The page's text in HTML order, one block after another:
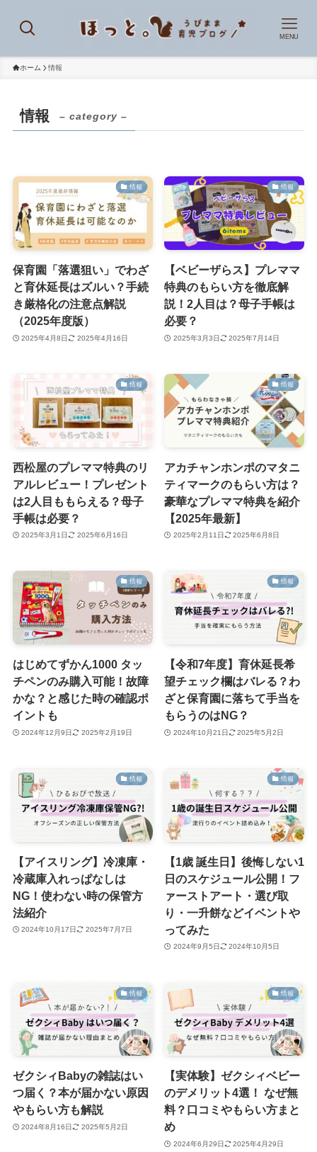
MENU
ホーム 情報
情報 – category –
情報
保育園「落選狙い」でわざ
と育休延長はズルい？手続
き厳格化の注意点解説
（2025年度版）
2025年4月8日 2025年4月16日
情報
【ベビーザらス】プレママ
特典のもらい方を徹底解
説！2人目は？母子手帳は
必要？
2025年3月3日 2025年7月14日
情報
西松屋のプレママ特典のリ
アルレビュー！プレゼント
は2人目ももらえる？母子
手帳は必要？
2025年3月1日 2025年6月16日
情報
アカチャンホンポのマタニ
ティマークのもらい方は？
豪華なプレママ特典を紹介
【2025年最新】
2025年2月11日 2025年6月8日
情報
はじめてずかん1000 タッ
チペンのみ購入可能！故障
かな？と感じた時の確認ポ
イントも
2024年12月9日 2025年2月19日
情報
【令和7年度】育休延長希
望チェック欄はバレる？わ
ざと保育園に落ちて手当を
もらうのはNG？
2024年10月21日 2025年5月2日
情報
【アイスリング】冷凍庫・
冷蔵庫入れっぱなしは
NG！使わない時の保管方
法紹介
2024年10月17日 2025年7月7日
情報
【1歳 誕生日】後悔しない1
日のスケジュール公開！フ
ァーストアート・選び取
り・一升餅などイベントや
ってみた
2024年9月5日 2024年10月5日
情報
ゼクシィBabyの雑誌はい
つ届く？本が届かない原因
やもらい方も解説
2024年8月16日 2025年5月2日
情報
【実体験】ゼクシィベビー
のデメリット4選！ なぜ無
料？口コミやもらい方まと
め
2024年6月29日 2025年4月29日